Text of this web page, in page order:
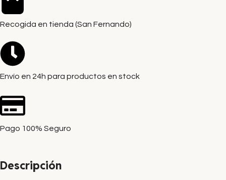
Recogida en tienda (San Fernando)
Envío en 24h para productos en stock
Pago 100% Seguro
Descripción